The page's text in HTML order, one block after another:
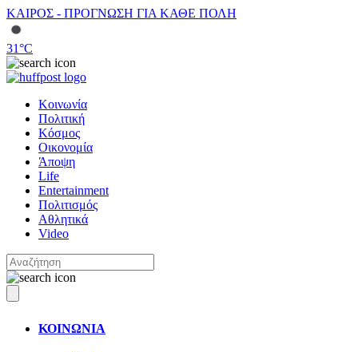
ΚΑΙΡΟΣ - ΠΡΟΓΝΩΣΗ ΓΙΑ ΚΑΘΕ ΠΟΛΗ
31°C
Κοινωνία
Πολιτική
Κόσμος
Οικονομία
Άποψη
Life
Entertainment
Πολιτισμός
Αθλητικά
Video
ΚΟΙΝΩΝΙΑ